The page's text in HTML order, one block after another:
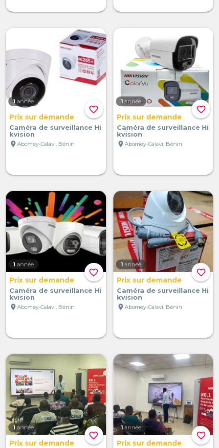
favorite_border
1 année
Prix sur demande
Caméra de surveillance Hi
kvision
location_on Abomey-Calavi, Bénin
favorite_border
1 année
Prix sur demande
Caméra de surveillance Hi
kvision
location_on Abomey-Calavi, Bénin
favorite_border
1 année
Prix sur demande
Caméra de surveillance Hi
kvision
location_on Abomey-Calavi, Bénin
favorite_border
1 année
Prix sur demande
Caméra de surveillance Hi
kvision
location_on Abomey-Calavi, Bénin
favorite_border
1 année
Prix sur demande
favorite_border
1 année
Prix sur demande